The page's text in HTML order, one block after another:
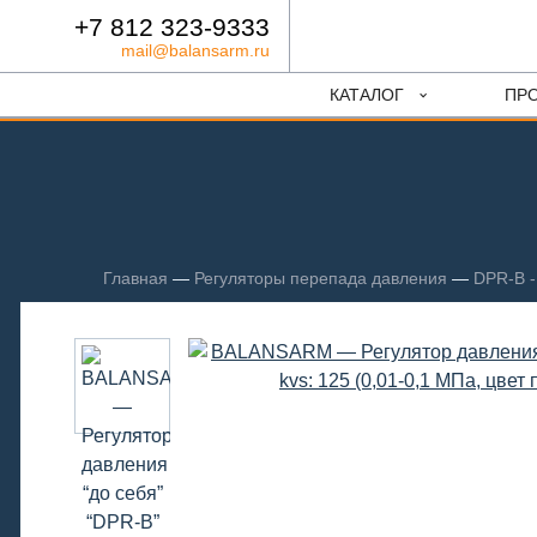
+7 812 323-9333
mail@balansarm.ru
КАТАЛОГ
Главная — Регуляторы перепада давления — DPR-B